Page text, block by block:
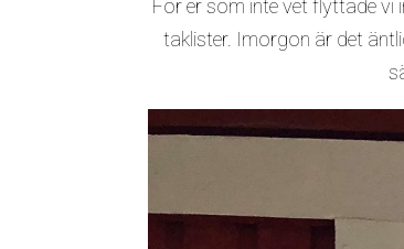
För er som inte vet flyttade vi
taklister. Imorgon är det